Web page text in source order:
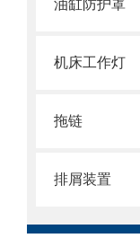
油缸防护罩
机床工作灯
拖链
排屑装置